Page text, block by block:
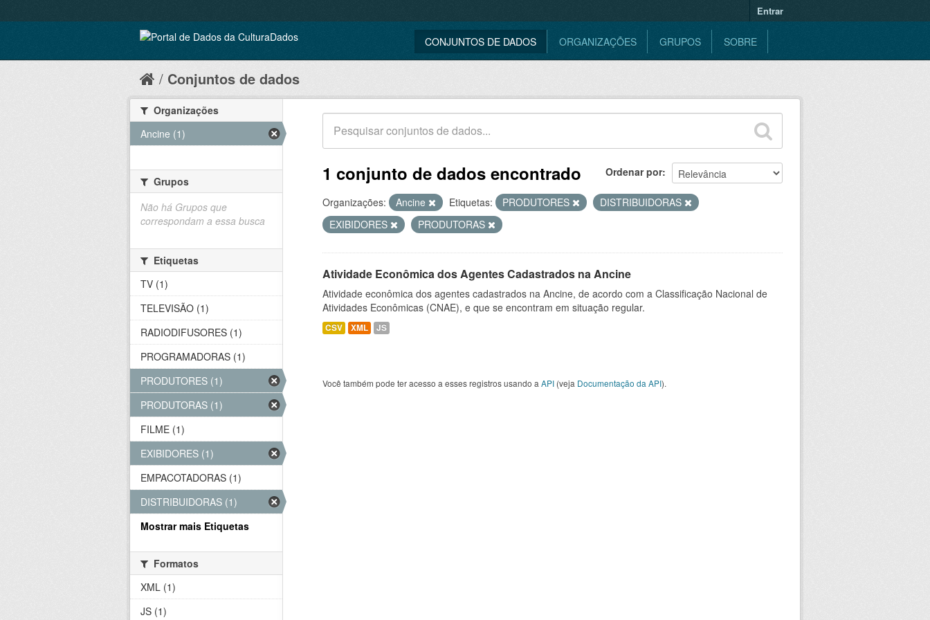
Entrar
CONJUNTOS DE DADOS ORGANIZAÇÕES GRUPOS SOBRE
Conjuntos de dados
Ordenar por
1 conjunto de dados encontrado
Organizações: Ancine Etiquetas: PRODUTORES
DISTRIBUIDORAS
EXIBIDORES
PRODUTORAS
Atividade Econômica dos Agentes Cadastrados na Ancine
Atividade econômica dos agentes cadastrados na Ancine, de acordo com a Classificação Nacional de
Atividades Econômicas (CNAE), e que se encontram em situação regular.
CSV XML JS
Você também pode ter acesso a esses registros usando a API (veja Documentação da API).
Organizações
Ancine (1)
Grupos
Não há Grupos que
correspondam a essa busca
Etiquetas
TV (1)
TELEVISÃO (1)
RADIODIFUSORES (1)
PROGRAMADORAS (1)
PRODUTORES (1)
PRODUTORAS (1)
FILME (1)
EXIBIDORES (1)
EMPACOTADORAS (1)
DISTRIBUIDORAS (1)
Mostrar mais Etiquetas
Formatos
XML (1)
JS (1)